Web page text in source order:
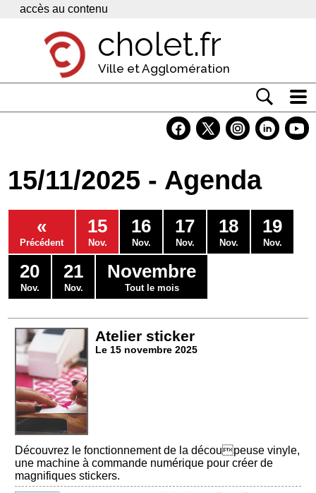
Panneau de gestion des cookies
accès au contenu
cholet.fr
Ville et Agglomération
Economie
Services
Contacts
15/11/2025 - Agenda
«
Précédent
15
Nov.
16
Nov.
17
Nov.
18
Nov.
19
Nov.
20
Nov.
21
Nov.
Novembre
Tout le mois
Atelier sticker
Le 15 novembre 2025
Découvrez le fonctionnement de la découpeuse vinyle,
une machine à commande numérique pour créer de
magnifiques stickers.